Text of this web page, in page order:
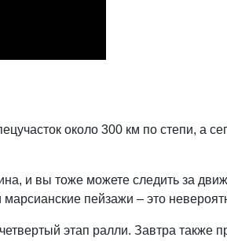
около 300 км по степи,
и вы тоже можете следить за
пейзажи – это
этап ралли. Завтра